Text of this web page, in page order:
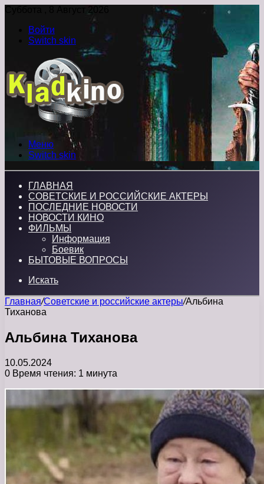
Суббота , 8 Август 2026
Войти
Switch skin
Меню
Switch skin
ГЛАВНАЯ
СОВЕТСКИЕ И РОССИЙСКИЕ АКТЕРЫ
ПОСЛЕДНИЕ НОВОСТИ
НОВОСТИ КИНО
ФИЛЬМЫ
Информация
Боевик
БЫТОВЫЕ ВОПРОСЫ
Искать
Главная/Советские и российские актеры/Альбина
Тиханова
Альбина Тиханова
10.05.2024
0 Время чтения: 1 минута